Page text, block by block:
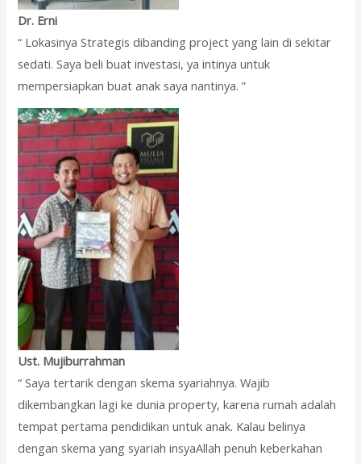
Dr. Erni
“ Lokasinya Strategis dibanding project yang lain di sekitar
sedati. Saya beli buat investasi, ya intinya untuk
mempersiapkan buat anak saya nantinya. ”
Ust. Mujiburrahman
“ Saya tertarik dengan skema syariahnya. Wajib
dikembangkan lagi ke dunia property, karena rumah adalah
tempat pertama pendidikan untuk anak. Kalau belinya
dengan skema yang syariah insyaAllah penuh keberkahan